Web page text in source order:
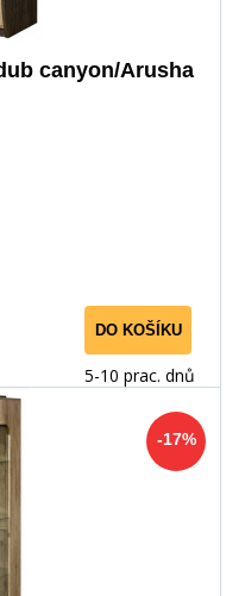
canyon/Arusha
DO KOŠÍKU
5-10 prac. dnů
-17%